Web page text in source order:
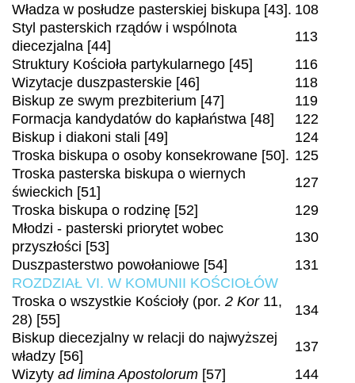
Władza w posłudze pasterskiej biskupa [43]. 108
Styl pasterskich rządów i wspólnota
diecezjalna [44]
113
Struktury Kościoła partykularnego [45]
116
Wizytacje duszpasterskie [46]
118
Biskup ze swym prezbiterium [47]
119
Formacja kandydatów do kapłaństwa [48]
122
Biskup i diakoni stali [49]
124
Troska biskupa o osoby konsekrowane [50]. 125
Troska pasterska biskupa o wiernych
świeckich [51]
127
Troska biskupa o rodzinę [52]
129
Młodzi - pasterski priorytet wobec
przyszłości [53]
130
Duszpasterstwo powołaniowe [54]
131
ROZDZIAŁ VI. W KOMUNII KOŚCIOŁÓW
Troska o wszystkie Kościoły (por. 2 Kor 11,
28) [55]
134
Biskup diecezjalny w relacji do najwyższej
władzy [56]
137
Wizyty ad limina Apostolorum [57]
144